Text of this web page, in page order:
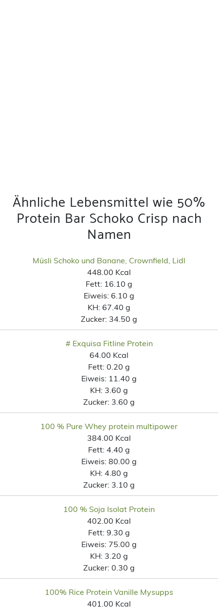
Ähnliche Lebensmittel wie 50%
Protein Bar Schoko Crisp nach
Namen
Müsli Schoko und Banane, Crownfield, Lidl
448.00 Kcal
Fett: 16.10 g
Eiweis: 6.10 g
KH: 67.40 g
Zucker: 34.50 g
# Exquisa Fitline Protein
64.00 Kcal
Fett: 0.20 g
Eiweis: 11.40 g
KH: 3.60 g
Zucker: 3.60 g
100 % Pure Whey protein multipower
384.00 Kcal
Fett: 4.40 g
Eiweis: 80.00 g
KH: 4.80 g
Zucker: 3.10 g
100 % Soja Isolat Protein
402.00 Kcal
Fett: 9.30 g
Eiweis: 75.00 g
KH: 3.20 g
Zucker: 0.30 g
100% Rice Protein Vanille Mysupps
401.00 Kcal